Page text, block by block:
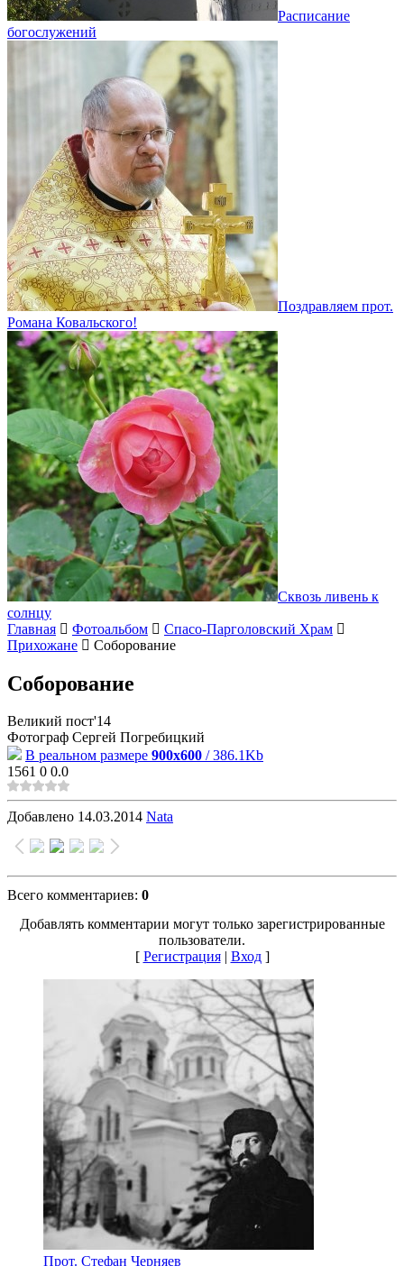
Расписание
богослужений
Поздравляем прот.
Романа Ковальского!
Сквозь ливень к
солнцу
Главная
Фотоальбом
Спасо-Парголовский Храм
Прихожане
Соборование
Соборование
Великий пост'14
Фотограф Сергей Погребицкий
В реальном размере 900x600 / 386.1Kb
1561 0 0.0
Добавлено 14.03.2014 Nata
Всего комментариев: 0
Добавлять комментарии могут только зарегистрированные
пользователи.
[ Регистрация| Вход]
Прот. Стефан Черняев